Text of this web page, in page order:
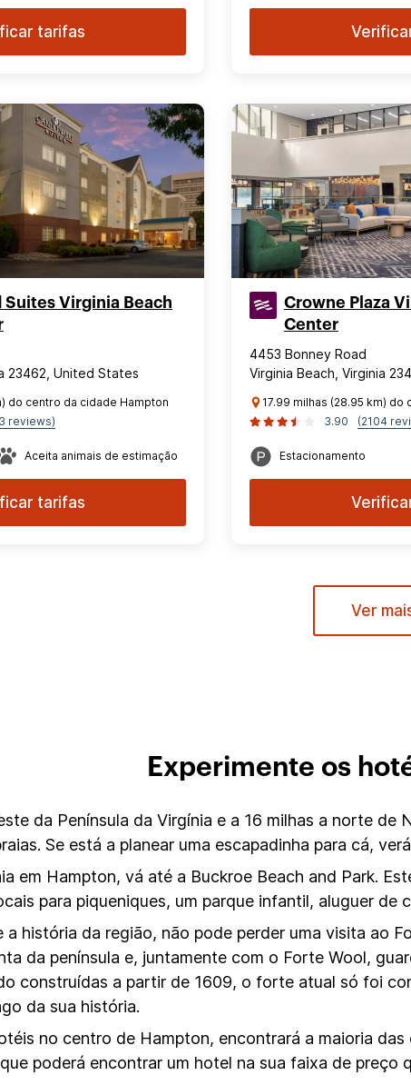
tarifas
Suites Virginia Beach
23462, United States
do centro da cidade Hampton
reviews)
Aceita animais de estimação
tarifas
Crowne Plaza
Center
4453 Bonney Road
Virginia Beach, Virginia
17.99 milhas (28.95 km)
3.90
(2104
Estacionamento
Ver
Experimente os
da Península da Virgínia e a 16 milhas a norte
Se está a planear uma escapadinha para cá,
em Hampton, vá até a Buckroe Beach and Park.
para piqueniques, um parque infantil, aluguer de
a história da região, não pode perder uma visita
da península e, juntamente com o Forte Wool,
construídas a partir de 1609, o forte atual só foi
da sua história.
no centro de Hampton, encontrará a maioria
poderá encontrar um hotel na sua faixa de